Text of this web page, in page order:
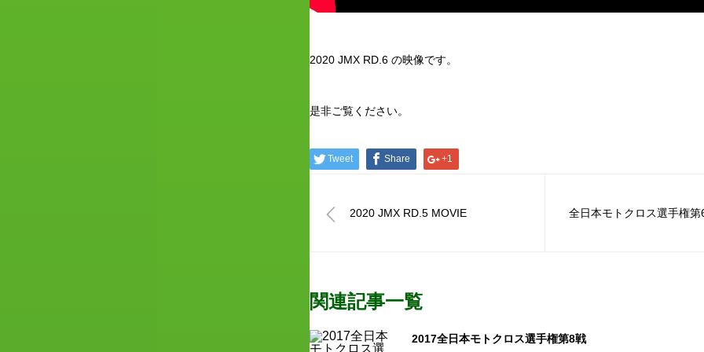
2020 JMX RD.6 の映像です。
是非ご覧ください。
Tweet Share +1
2020 JMX RD.5 MOVIE 全日本モトクロス選手権第
関連記事一覧
2017全日本モトクロス選手権第8戦